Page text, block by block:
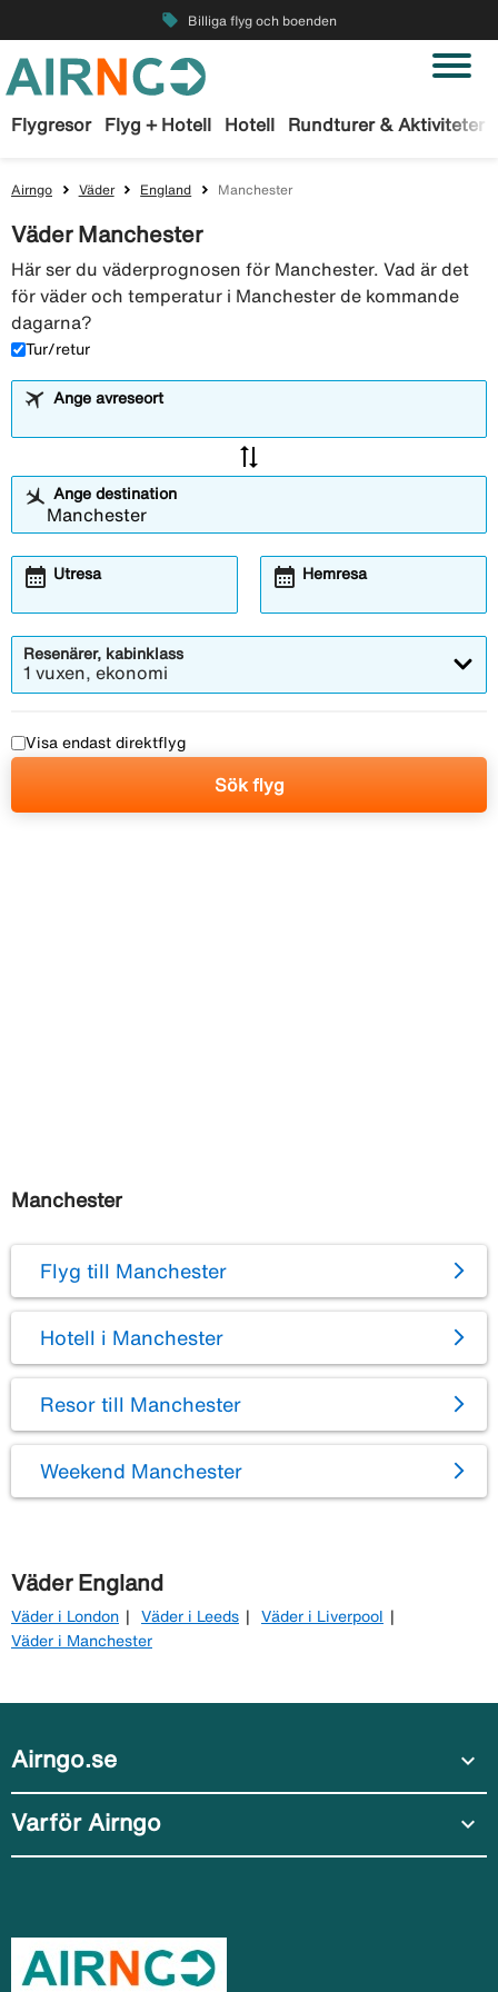
local_offer Billiga flyg och boenden
Flygresor Flyg + Hotell Hotell Rundturer & Aktiviteter
Airngo Väder England Manchester
Väder Manchester
Här ser du väderprognosen för Manchester. Vad är det
för väder och temperatur i Manchester de kommande
dagarna?
Tur/retur
Ange avreseort
sync_alt
Ange destination
Utresa
calendar_month Hemresa
calendar_month
Resenärer, kabinklass
1 vuxen, ekonomi
Visa endast direktflyg
Sök flyg
Manchester
Flyg till Manchester
Hotell i Manchester
Resor till Manchester
Weekend Manchester
Väder England
Väder i London Väder i Leeds
Väder i Liverpool
Väder i Manchester
Airngo.se expand_more
Varför Airngo expand_more